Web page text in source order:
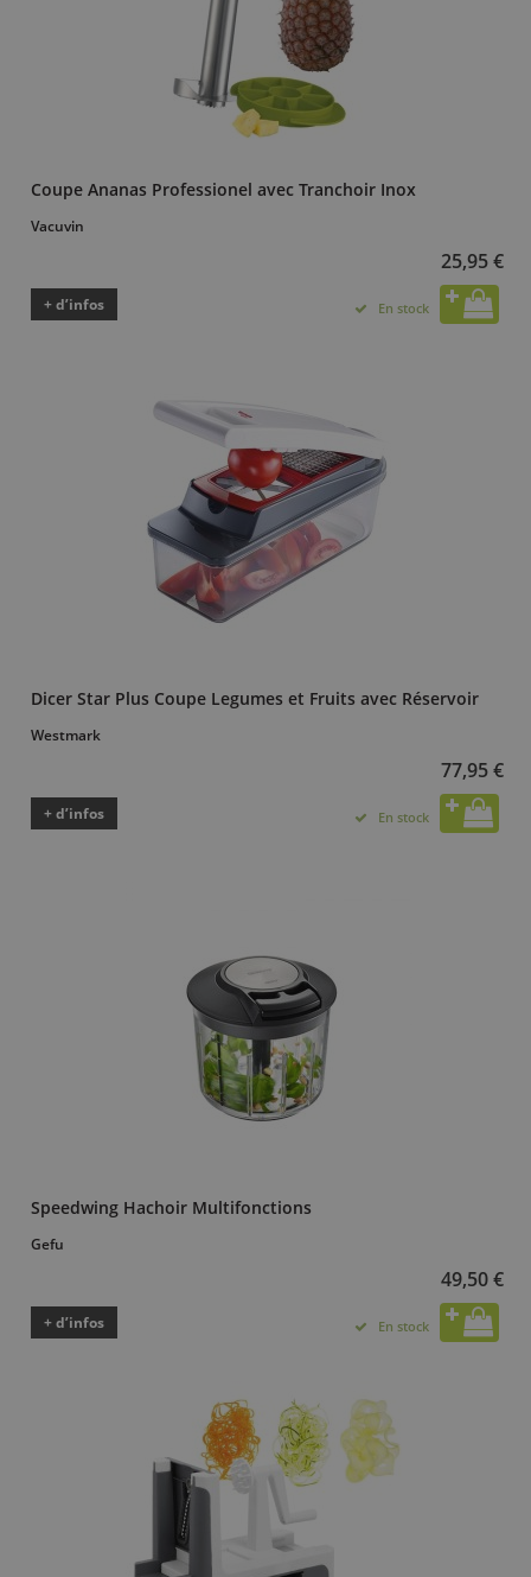
Coupe Ananas Professionel avec Tranchoir Inox
Vacuvin
25,95 €
+ d’infos En stock
Dicer Star Plus Coupe Legumes et Fruits avec Réservoir
Westmark
77,95 €
+ d’infos En stock
Speedwing Hachoir Multifonctions
Gefu
49,50 €
+ d’infos En stock